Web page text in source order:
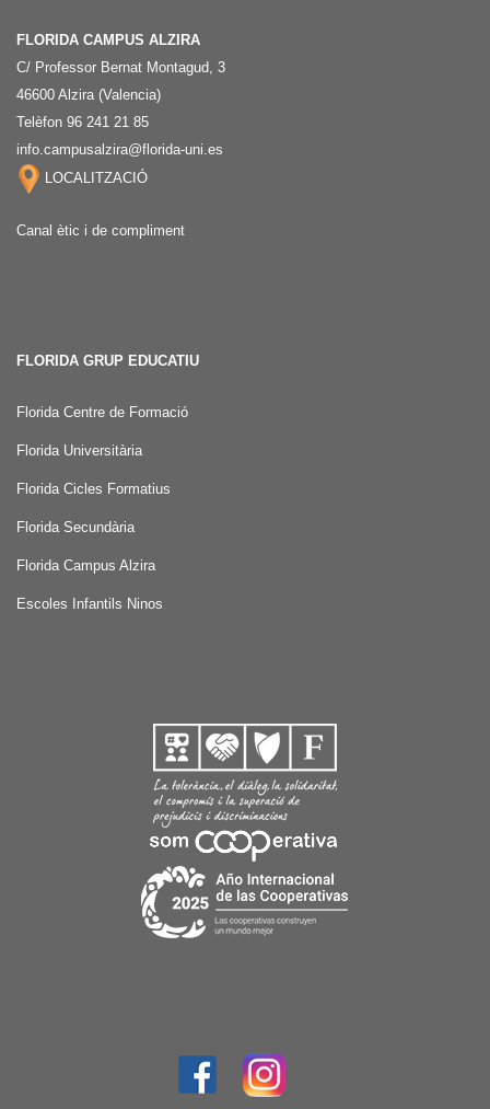
FLORIDA CAMPUS ALZIRA
C/ Professor Bernat Montagud, 3
46600 Alzira (Valencia)
Telèfon 96 241 21 85
info.campusalzira@florida-uni.es
LOCALITZACIÓ
Canal ètic i de compliment
FLORIDA GRUP EDUCATIU
Florida Centre de Formació
Florida Universitària
Florida Cicles Formatius
Florida Secundària
Florida Campus Alzira
Escoles Infantils Ninos